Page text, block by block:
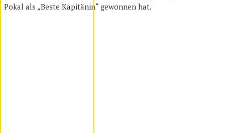
Pokal als „Beste Kapitänin“ gewonnen hat.